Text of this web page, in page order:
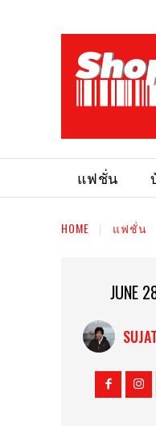
แฟชั่น
HOME แฟชั่น
JUNE